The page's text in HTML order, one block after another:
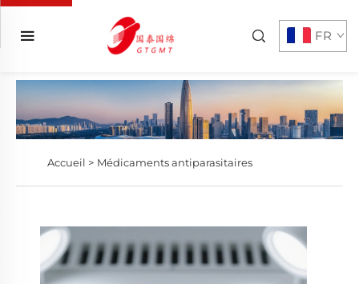
FR
Accueil > Médicaments antiparasitaires